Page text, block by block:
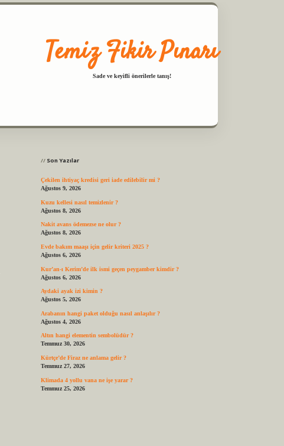
Temiz Fikir Pınarı
Sade ve keyifli önerilerle tanış!
Son Yazılar
Çekilen ihtiyaç kredisi geri iade edilebilir mi ?
Ağustos 9, 2026
Kuzu kellesi nasıl temizlenir ?
Ağustos 8, 2026
Nakit avans ödemezse ne olur ?
Ağustos 8, 2026
Evde bakım maaşı için gelir kriteri 2025 ?
Ağustos 6, 2026
Kur’an-ı Kerim’de ilk ismi geçen peygamber kimdir ?
Ağustos 6, 2026
Aydaki ayak izi kimin ?
Ağustos 5, 2026
Arabanın hangi paket olduğu nasıl anlaşılır ?
Ağustos 4, 2026
Altın hangi elementin sembolüdür ?
Temmuz 30, 2026
Kürtçe’de Firaz ne anlama gelir ?
Temmuz 27, 2026
Klimada 4 yollu vana ne işe yarar ?
Temmuz 25, 2026